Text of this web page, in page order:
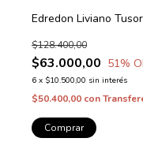
Edredon Liviano
$63.000,00
$128.400,00
51%
6 x $10.500,00 sin interés
$50.400,00 con
Comprar